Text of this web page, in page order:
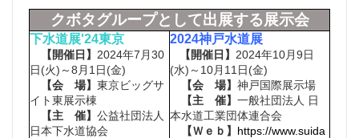
クボタグループとして出展する展示会
下水道展'24東京
【開催日】 2024年7月30
日(火)～8月1日(金)
【会 場】 東京ビッグサ
イト東展示棟
【主 催】 公益社団法人
日本下水道協会
2024神戸水道展
【開催日】 2024年10月9日
(水)～10月11日(金)
【会 場】 神戸国際展示場
【主 催】 一般社団法人 日
本水道工業団体連合会
【Ｗｅｂ】 https://www.suida